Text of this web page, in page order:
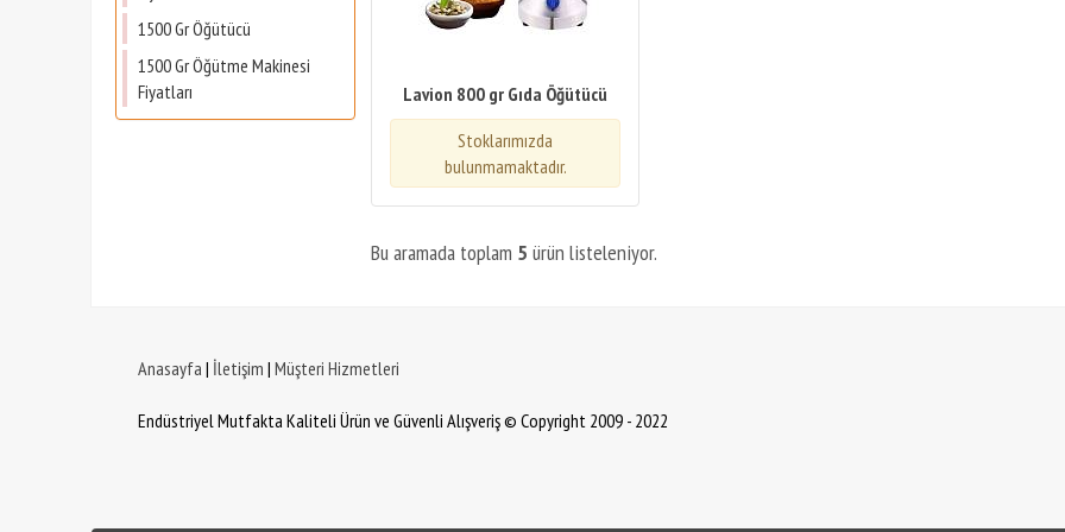
1500 Gr Öğütücü
1500 Gr Öğütme Makinesi
Fiyatları
Lavion 800 gr Gıda Öğütücü
Stoklarımızda
bulunmamaktadır.
Bu aramada toplam 5 ürün listeleniyor.
Anasayfa | İletişim | Müşteri Hizmetleri
Endüstriyel Mutfakta Kaliteli Ürün ve Güvenli Alışveriş © Copyright 2009 - 2022